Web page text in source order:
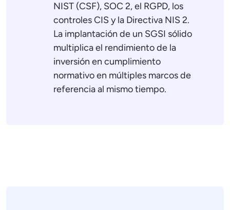
NIST (CSF), SOC 2, el RGPD, los
controles CIS y la Directiva NIS 2.
La implantación de un SGSI sólido
multiplica el rendimiento de la
inversión en cumplimiento
normativo en múltiples marcos de
referencia al mismo tiempo.